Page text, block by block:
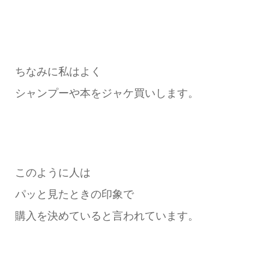
ちなみに私はよく
シャンプーや本をジャケ買いします。
このように人は
パッと見たときの印象で
購入を決めていると言われています。